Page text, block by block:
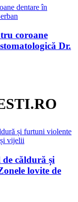
coroane
Dr.
de căldură și
lovite de